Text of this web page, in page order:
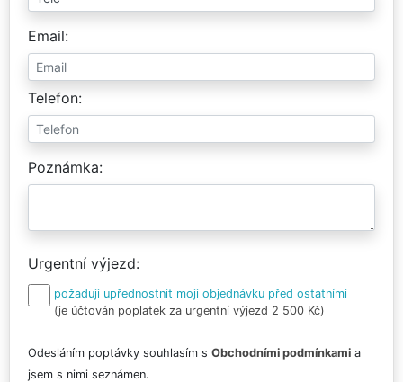
Email
Telefon
Poznámka
Urgentní výjezd
požaduji upřednostnit moji objednávku před ostatními
(je účtován poplatek za urgentní výjezd 2 500 Kč)
Odesláním poptávky souhlasím s Obchodními podmínkami a
jsem s nimi seznámen.